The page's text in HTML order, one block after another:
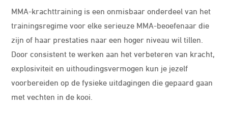
MMA-krachttraining is een onmisbaar onderdeel van het
trainingsregime voor elke serieuze MMA-beoefenaar die
zijn of haar prestaties naar een hoger niveau wil tillen.
Door consistent te werken aan het verbeteren van kracht,
explosiviteit en uithoudingsvermogen kun je jezelf
voorbereiden op de fysieke uitdagingen die gepaard gaan
met vechten in de kooi.